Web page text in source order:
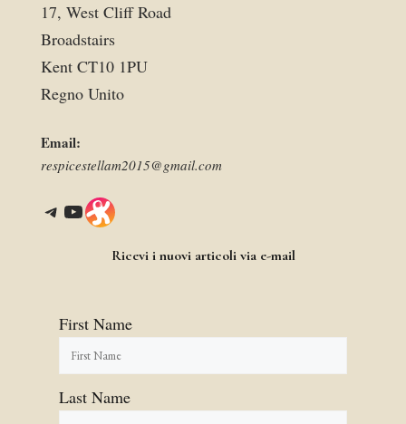
17, West Cliff Road
Broadstairs
Kent CT10 1PU
Regno Unito
Email:
respicestellam2015@gmail.com
Telegram YouTube Link
Ricevi i nuovi articoli via e-mail
First Name
Last Name